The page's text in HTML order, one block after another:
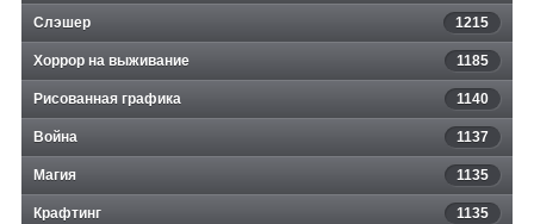
Слэшер 1215
Хоррор на выживание 1185
Рисованная графика 1140
Война 1137
Магия 1135
Крафтинг 1135